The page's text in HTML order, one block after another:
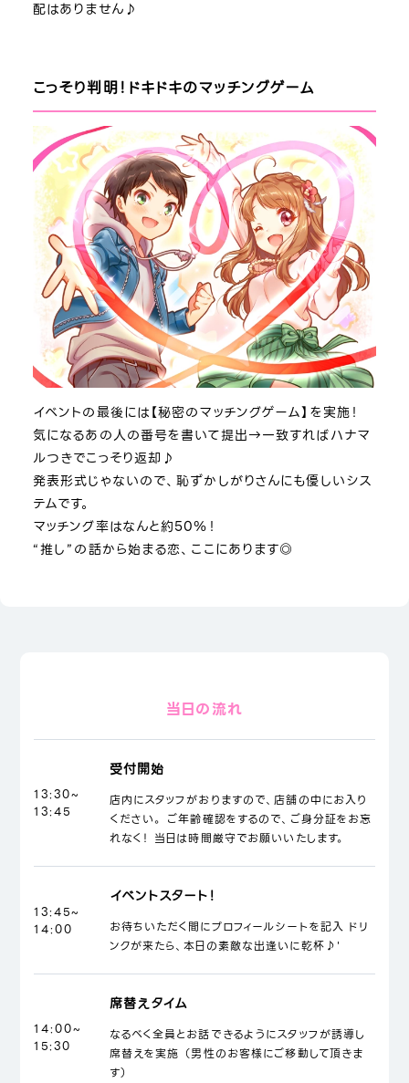
配はありません♪
こっそり判明！ドキドキのマッチングゲーム
イベントの最後には【秘密のマッチングゲーム】を実施！
気になるあの人の番号を書いて提出→一致すればハナマ
ルつきでこっそり返却♪
発表形式じゃないので、恥ずかしがりさんにも優しいシス
テムです。
マッチング率はなんと約50％！
“推し”の話から始まる恋、ここにあります◎
当日の流れ
13:30~
13:45
受付開始
店内にスタッフがおりますので、店舗の中にお入り
ください。 ご年齢確認をするので、ご身分証をお忘
れなく！ 当日は時間厳守でお願いいたします。
13:45~
14:00
イベントスタート！
お待ちいただく間にプロフィールシートを記入 ドリ
ンクが来たら、本日の素敵な出逢いに乾杯♪'
14:00~
15:30
席替えタイム
なるべく全員とお話できるようにスタッフが誘導し
席替えを実施 （男性のお客様にご移動して頂きま
す）